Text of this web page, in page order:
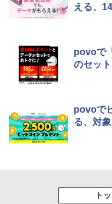
える、
povoで
のセッ
povoで
る、対
ト